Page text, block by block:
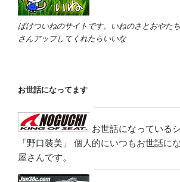
ばけついねのサイトです。いねのさとおやた
さんアップしてくれたらいいな
お世話になってます
お世話になっている
「野口装美」
個人的にいつもお世話に
屋さんです。